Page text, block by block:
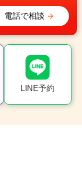
電話で相談
LINE予約